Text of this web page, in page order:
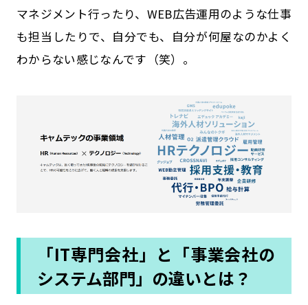
マネジメント行ったり、WEB広告運用のような仕事
も担当したりで、自分でも、自分が何屋なのかよく
わからない感じなんです（笑）。
「IT専門会社」と「事業会社の
システム部門」の違いとは？